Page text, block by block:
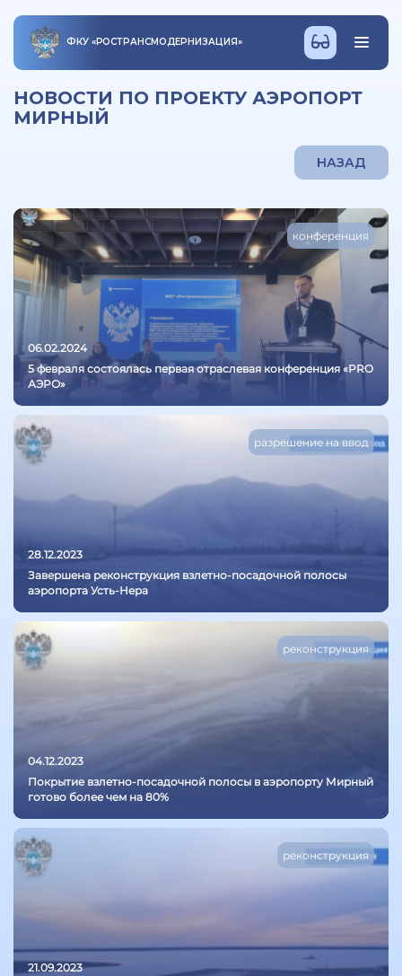
ФКУ «РОСТРАНСМОДЕРНИЗАЦИЯ»
НОВОСТИ ПО ПРОЕКТУ АЭРОПОРТ
МИРНЫЙ
НАЗАД
конференция
06.02.2024
5 февраля состоялась первая отраслевая конференция «PRO
АЭРО»
разрешение на ввод
28.12.2023
Завершена реконструкция взлетно-посадочной полосы
аэропорта Усть-Нера
реконструкция
04.12.2023
Покрытие взлетно-посадочной полосы в аэропорту Мирный
готово более чем на 80%
реконструкция
21.09.2023